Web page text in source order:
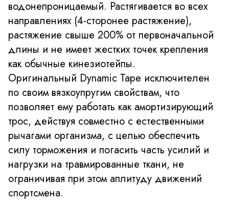
водонепроницаемый. Растягивается во всех
направлениях (4-сторонее растяжение),
растяжение свыше 200% от первоначальной
длины и не имеет жестких точек крепления
как обычные кинезиотейпы.
Оригинальный Dynamic Tape исключителен
по своим вязкоупругим свойствам, что
позволяет ему работать как амортизирующий
трос, действуя совместно с естественными
рычагами организма, с целью обеспечить
силу торможения и погасить часть усилий и
нагрузки на травмированные ткани, не
ограничивая при этом аплитуду движений
спортсмена.